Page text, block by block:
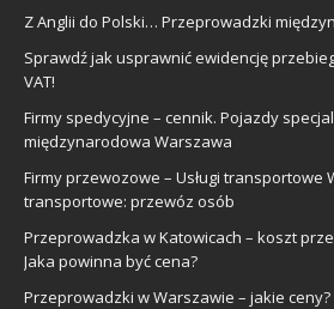
Z Anglii do Polski… Przeprowadzki
Sprawdź jak usprawnić ewidencję
VAT!
Firmy spedycyjne – cennik. Pojazdy
międzynarodowa Warszawa
Firmy przewozowe – Usługi transportowe
transportowe: przewóz osób
Przeprowadzka w Katowicach – koszt
Jaka powinna być cena?
Przeprowadzki w Warszawie – jakie ceny?